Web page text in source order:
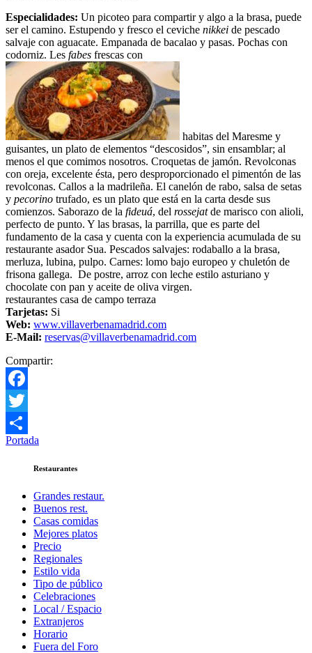
Especialidades: Un picoteo para compartir y algo a la brasa, puede
ser el camino. Estupendo y fresco el ceviche nikkei de pescado
salvaje con aguacate. Empanada de bacalao y pasas. Pochas con
codorniz. Les fabes frescas con
habitas del Maresme y
guisantes, un plato de elementos “descosidos”, sin ensamblar; al
menos el que comimos nosotros. Croquetas de jamón. Revolconas
con oreja, excelente ésta, pero desproporcionado el pimentón de las
revolconas. Callos a la madrileña. El canelón de rabo, salsa de setas
y pecorino trufado, es un plato que está en la carta desde sus
comienzos. Saborazo de la fideuá, del rossejatde marisco con alioli,
perfecto de punto. Y las brasas, la parrilla, que es parte del
fundamento de la casa y cuenta con la experiencia acumulada de su
restaurante asador Sua. Pescados salvajes: rodaballo a la brasa,
merluza, lubina, pulpo. Carnes: lomo bajo europeo y chuletón de
frisona gallega. De postre, arroz con leche estilo asturiano y
chocolate con pan y aceite de oliva virgen.
restaurantes casa de campo terraza
Tarjetas: Si
Web: www.villaverbenamadrid.com
E-Mail: reservas@villaverbenamadrid.com
Compartir:
Facebook
Twitter
Compartir
Portada
Restaurantes
Grandes restaur.
Buenos rest.
Casas comidas
Mejores platos
Precio
Regionales
Estilo vida
Tipo de público
Celebraciones
Local / Espacio
Extranjeros
Horario
Fuera del Foro